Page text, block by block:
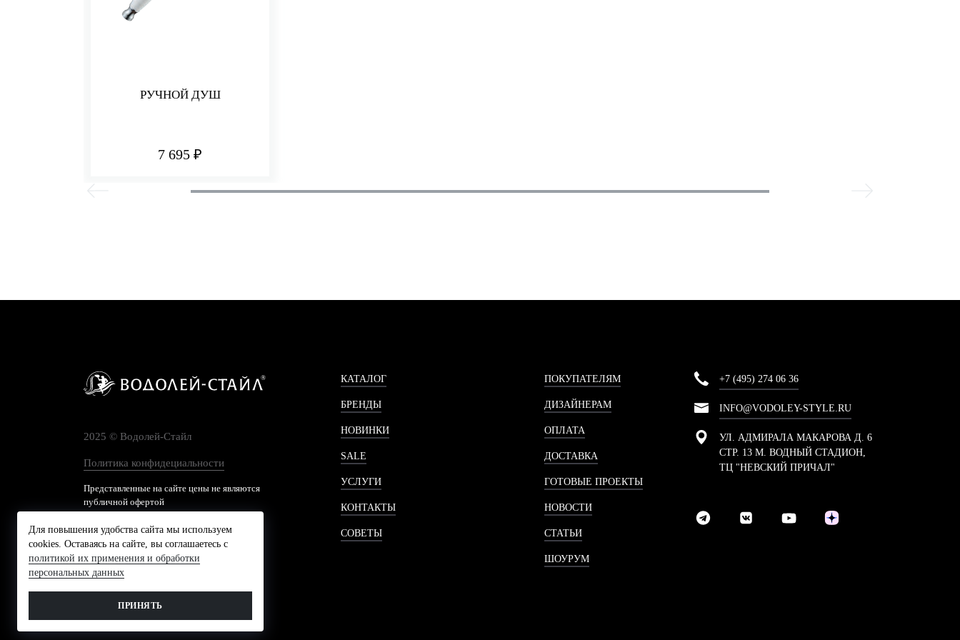
РУЧНОЙ ДУШ
7 695 ₽
2025 © Водолей-Cтайл
Политика конфидециальности
Представленные на сайте цены не являются
публичной офертой
КАТАЛОГ
БРЕНДЫ
НОВИНКИ
SALE
УСЛУГИ
КОНТАКТЫ
СОВЕТЫ
ПОКУПАТЕЛЯМ
ДИЗАЙНЕРАМ
ОПЛАТА
ДОСТАВКА
ГОТОВЫЕ ПРОЕКТЫ
НОВОСТИ
СТАТЬИ
ШОУРУМ
+7 (495) 274 06 36
INFO@VODOLEY-STYLE.RU
УЛ. АДМИРАЛА МАКАРОВА Д. 6
СТР. 13 М. ВОДНЫЙ СТАДИОН,
ТЦ "НЕВСКИЙ ПРИЧАЛ"
Для повышения удобства сайта мы используем
cookies. Оставаясь на сайте, вы соглашаетесь с
политикой их применения и обработки
персональных данных
ПРИНЯТЬ